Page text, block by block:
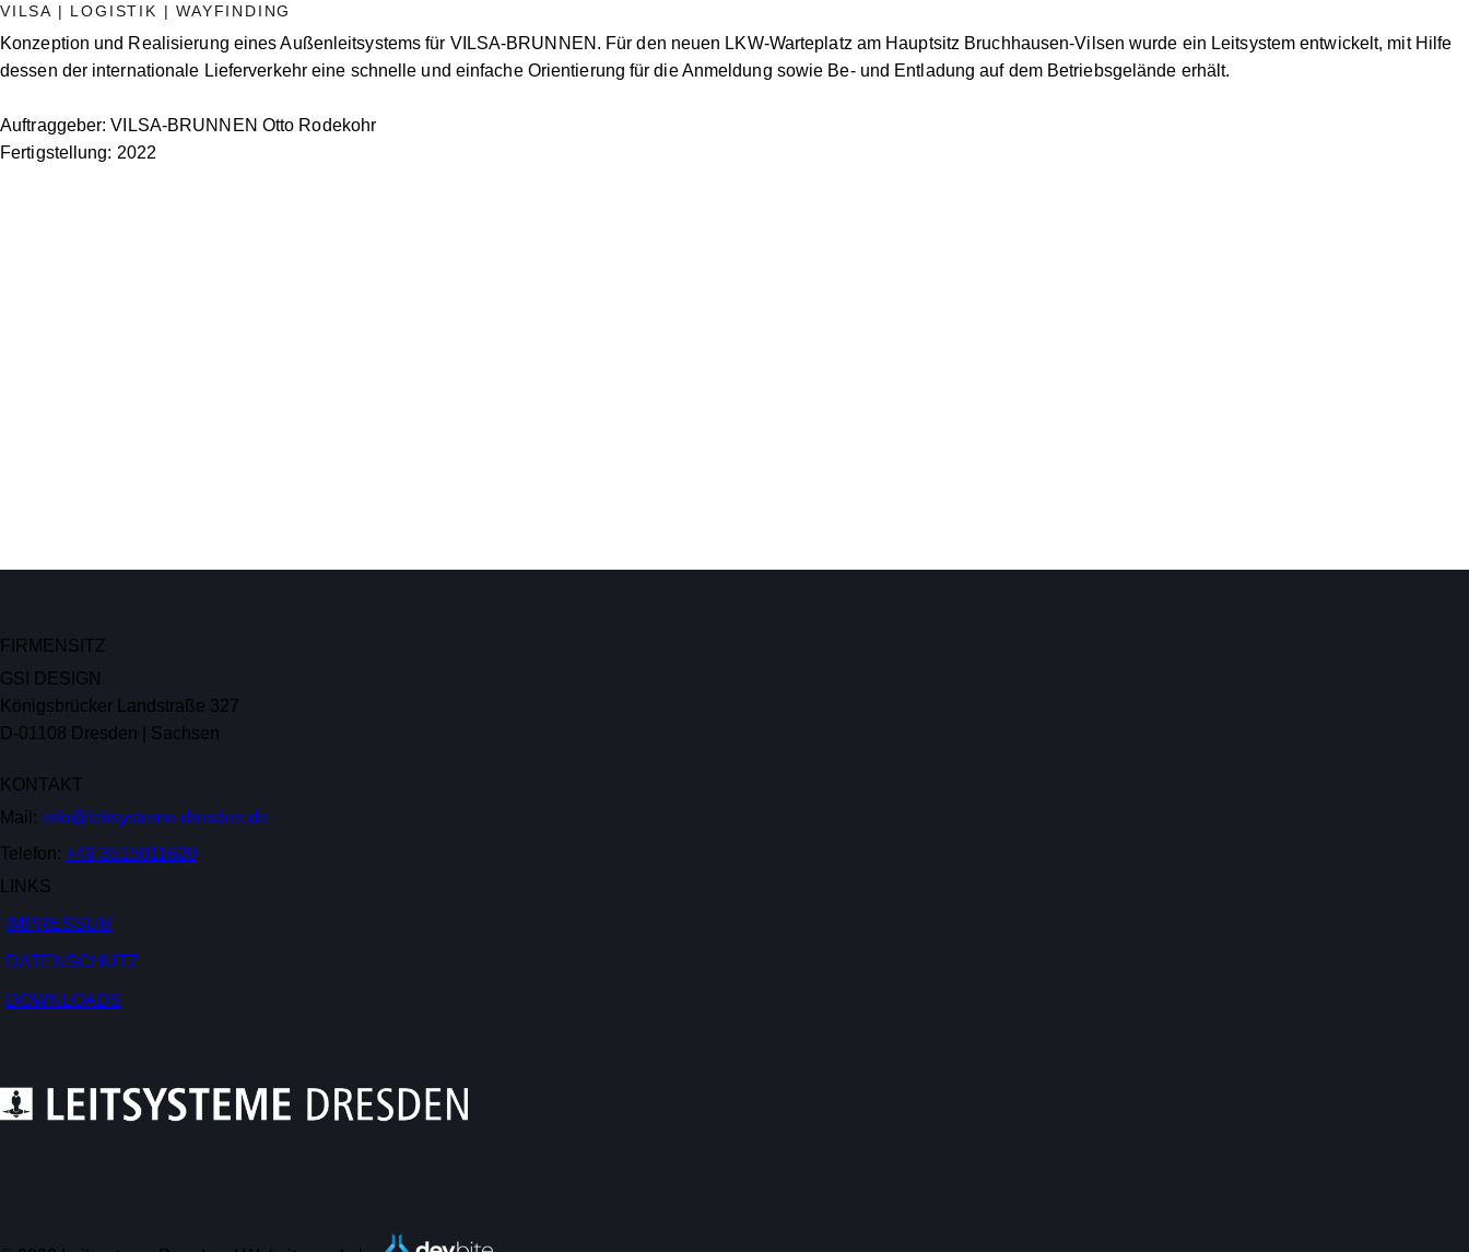
VILSA | LOGISTIK | WAYFINDING
Konzeption und Realisierung eines Außenleitsystems für VILSA-BRUNNEN. Für den neuen LKW-Warteplatz am Hauptsitz Bruchhausen-Vilsen wurde ein Leitsystem entwickelt, mit Hilfe
dessen der internationale Lieferverkehr eine schnelle und einfache Orientierung für die Anmeldung sowie Be- und Entladung auf dem Betriebsgelände erhält.
Auftraggeber: VILSA-BRUNNEN Otto Rodekohr
Fertigstellung: 2022
FIRMENSITZ
GSI DESIGN
Königsbrücker Landstraße 327
D-01108 Dresden | Sachsen
KONTAKT
Mail: info@leitsysteme-dresden.de
Telefon: +49 3515011620
LINKS
IMPRESSUM
DATENSCHUTZ
DOWNLOADS